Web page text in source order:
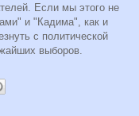
Если мы этого не
и "Кадима", как и
с политической
выборов.